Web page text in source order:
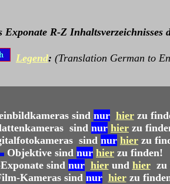
Exponate R-Z Inhaltsverzeichnisses
Legend: (Translation German to
sind nur hierzu
sind nur hier zu
sind nur hier zu
Objektive sind nur hier zu finden!
sind nur hierund hierzu
Kameras sind nur hierzu